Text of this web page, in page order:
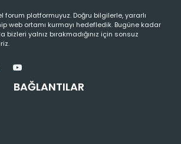
forum platformuyuz. Doğru bilgilerle, yararlı
web ortamı kurmayı hedefledik. Bugüne kadar
yalnız bırakmadığınız için sonsuz
BAĞLANTILAR